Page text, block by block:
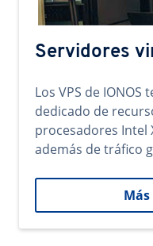
Servidores
Los VPS de
dedicado de
procesadores Intel
además de tráfico